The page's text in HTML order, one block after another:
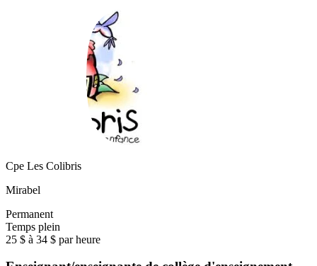
Cpe Les Colibris
Mirabel
Permanent
Temps plein
25 $ à 34 $ par heure